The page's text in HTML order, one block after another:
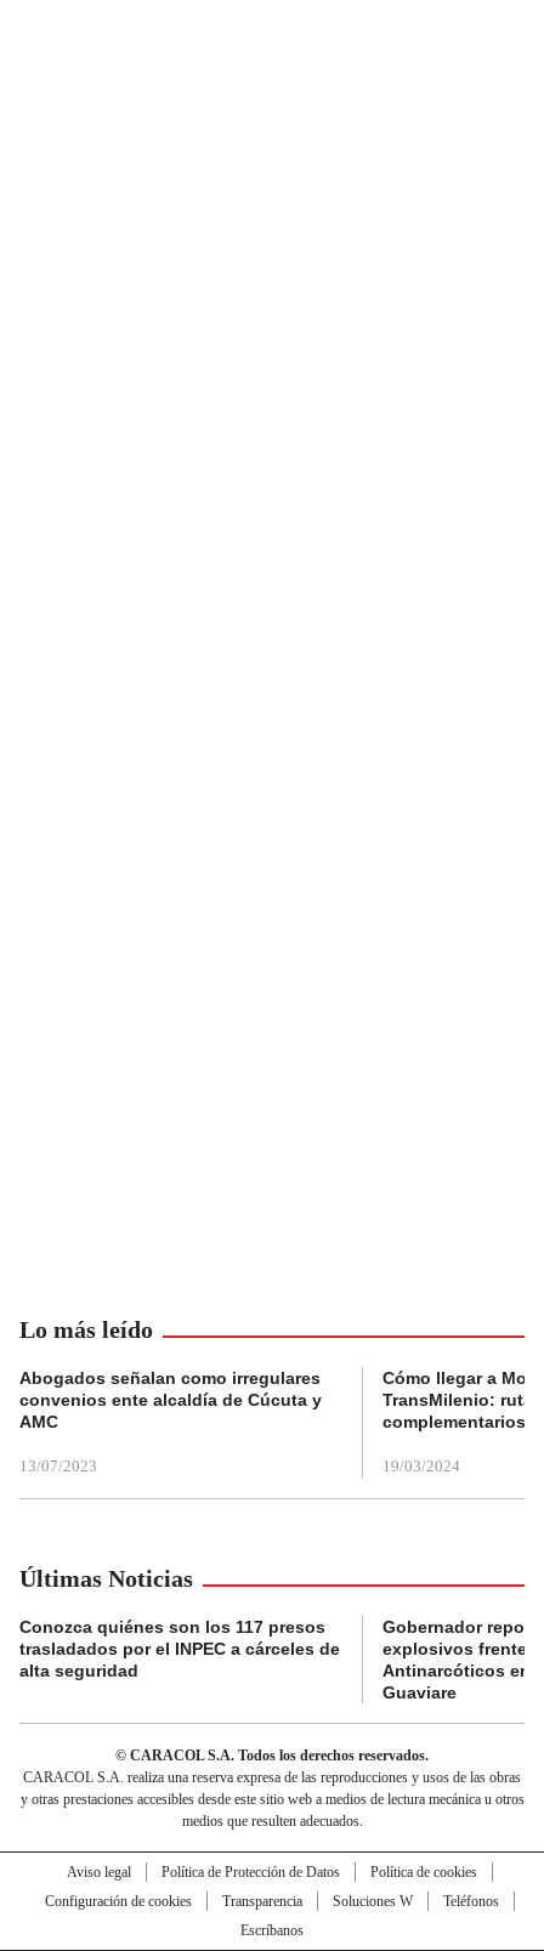
Lo más leído
Abogados señalan como irregulares
convenios ente alcaldía de Cúcuta y
AMC
13/07/2023
Cómo llegar a
TransMilenio:
complementarios
19/03/2024
Últimas Noticias
Conozca quiénes son los 117 presos
trasladados por el INPEC a cárceles de
alta seguridad
Gobernador
explosivos frente a
Antinarcóticos en
Guaviare
© CARACOL S.A. Todos los derechos reservados.
CARACOL S.A. realiza una reserva expresa de las reproducciones y usos de las obras
y otras prestaciones accesibles desde este sitio web a medios de lectura mecánica u otros
medios que resulten adecuados.
Aviso legal Política de Protección de Datos
Política de cookies
Configuración de cookies
Transparencia Soluciones W
Teléfonos
Escríbanos